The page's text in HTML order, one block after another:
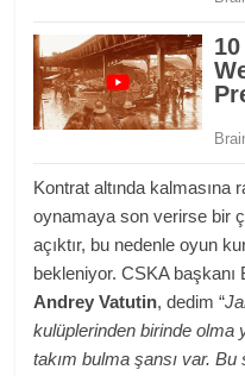
Kontrat altında kalmasına
oynamaya son verirse bir
açıktır, bu nedenle oyun
bekleniyor. CSKA başkanı
Andrey Vatutin, dedim “
kulüplerinden birinde olma
takım bulma şansı var. Bu